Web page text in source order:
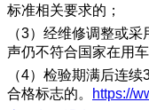
标准相关要求的；
（3）经维修调整或
声仍不符合国家在用
（4）检验期满后连
合格标志的。
https://